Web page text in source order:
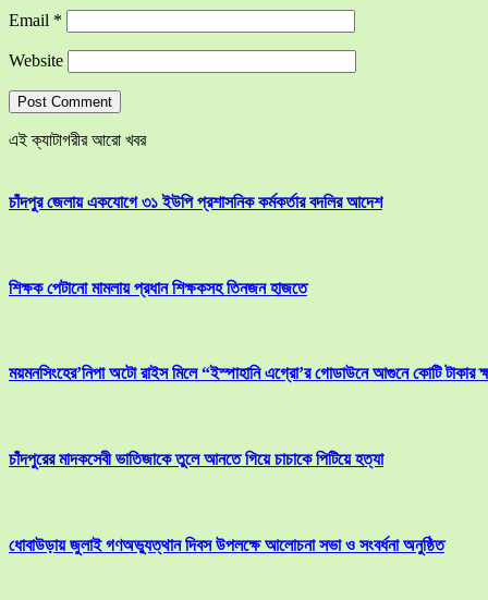
Email *
Website
এই ক্যাটাগরীর আরো খবর
চাঁদপুর জেলায় একযোগে ৩১ ইউপি প্রশাসনিক কর্মকর্তার বদলির আদেশ
শিক্ষক পেটানো মামলায় প্রধান শিক্ষকসহ তিনজন হাজতে
ময়মনসিংহের’নিপা অটো রাইস মিলে “ইস্পাহানি এগ্রো’র গোডাউনে আগুনে কোটি টাকার
চাঁদপুরের মাদকসেবী ভাতিজাকে তুলে আনতে গিয়ে চাচাকে পিটিয়ে হত্যা
ধোবাউড়ায় জুলাই গণঅভ্যুত্থান দিবস উপলক্ষে আলোচনা সভা ও সংবর্ধনা অনুষ্ঠিত